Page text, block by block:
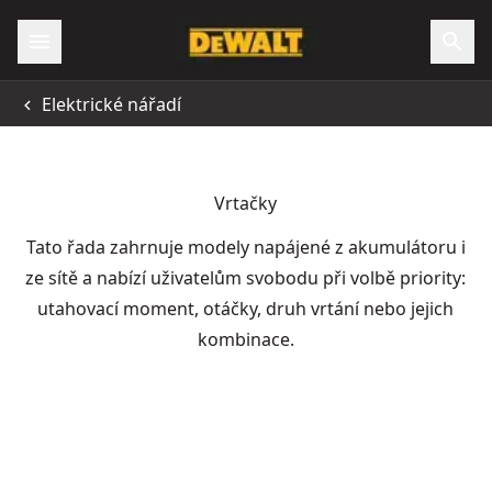
Elektrické nářadí
Vrtačky
Tato řada zahrnuje modely napájené z akumulátoru i
ze sítě a nabízí uživatelům svobodu při volbě priority:
utahovací moment, otáčky, druh vrtání nebo jejich
kombinace.